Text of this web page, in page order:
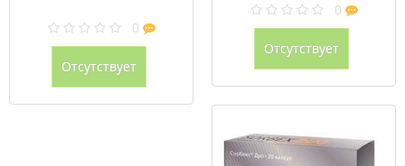
0
Отсутствует
0
Отсутствует